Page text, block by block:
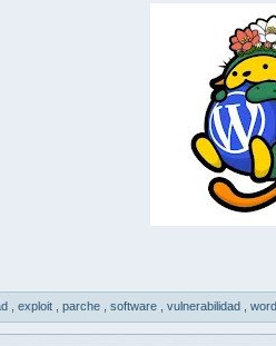
exploit parche software vulnerabilidad